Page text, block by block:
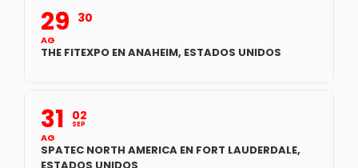
29
AG
30
THE FITEXPO EN ANAHEIM, ESTADOS UNIDOS
31
AG
02
SEP
SPATEC NORTH AMERICA EN FORT LAUDERDALE,